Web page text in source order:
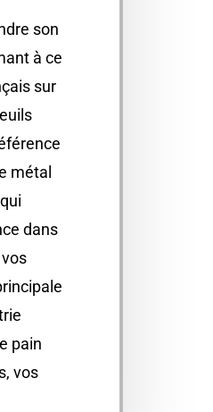
son
à ce
sur
métal
dans
pain
vos